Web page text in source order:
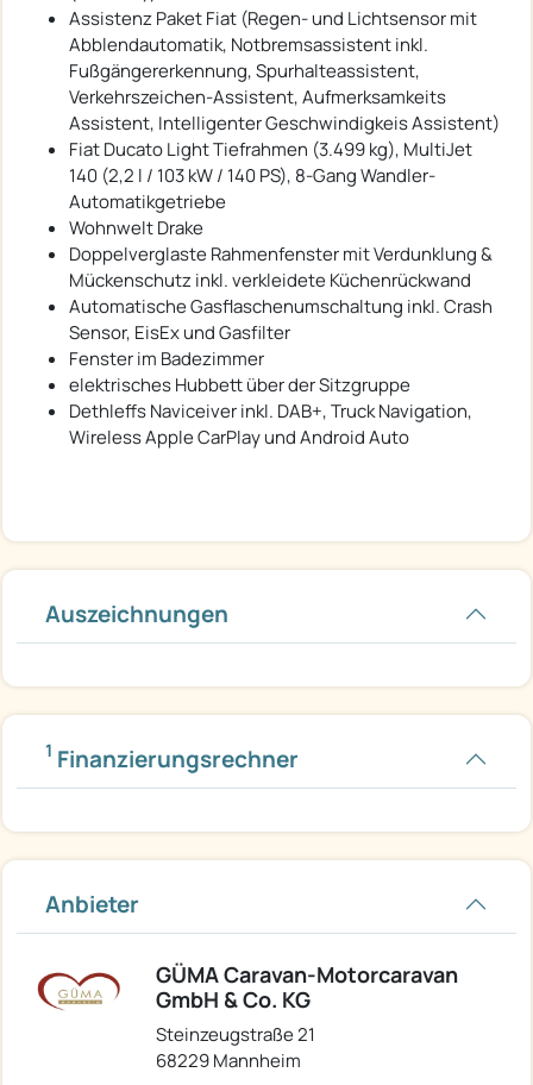
Assistenz Paket Fiat (Regen- und Lichtsensor mit
Abblendautomatik, Notbremsassistent inkl.
Fußgängererkennung, Spurhalteassistent,
Verkehrszeichen-Assistent, Aufmerksamkeits
Assistent, Intelligenter Geschwindigkeis Assistent)
Fiat Ducato Light Tiefrahmen (3.499 kg), MultiJet
140 (2,2 l / 103 kW / 140 PS), 8-Gang Wandler-
Automatikgetriebe
Wohnwelt Drake
Doppelverglaste Rahmenfenster mit Verdunklung &
Mückenschutz inkl. verkleidete Küchenrückwand
Automatische Gasflaschenumschaltung inkl. Crash
Sensor, EisEx und Gasfilter
Fenster im Badezimmer
elektrisches Hubbett über der Sitzgruppe
Dethleffs Naviceiver inkl. DAB+, Truck Navigation,
Wireless Apple CarPlay und Android Auto
Auszeichnungen
1 Finanzierungsrechner
Anbieter
GÜMA Caravan-Motorcaravan
GmbH & Co. KG
Steinzeugstraße 21
68229 Mannheim